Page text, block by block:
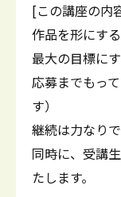
[この講座の内
作品を形にす
最大の目標に
応募までもっ
す）
継続は力なり
同時に、受講
たします。